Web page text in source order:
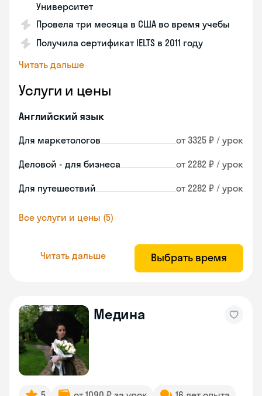
Университет
Провела три месяца в США во время учебы
Получила сертификат IELTS в 2011 году
Читать дальше
Услуги и цены
Английский язык
Для маркетологов от 3325 ₽ / урок
Деловой - для бизнеса от 2282 ₽ / урок
Для путешествий от 2282 ₽ / урок
Все услуги и цены (5)
Читать дальше Выбрать время
Медина